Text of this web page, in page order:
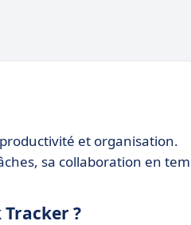
et organisation.
sa collaboration en
?